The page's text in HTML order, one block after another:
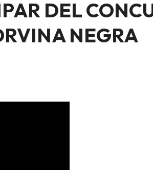
DEL
NEGRA